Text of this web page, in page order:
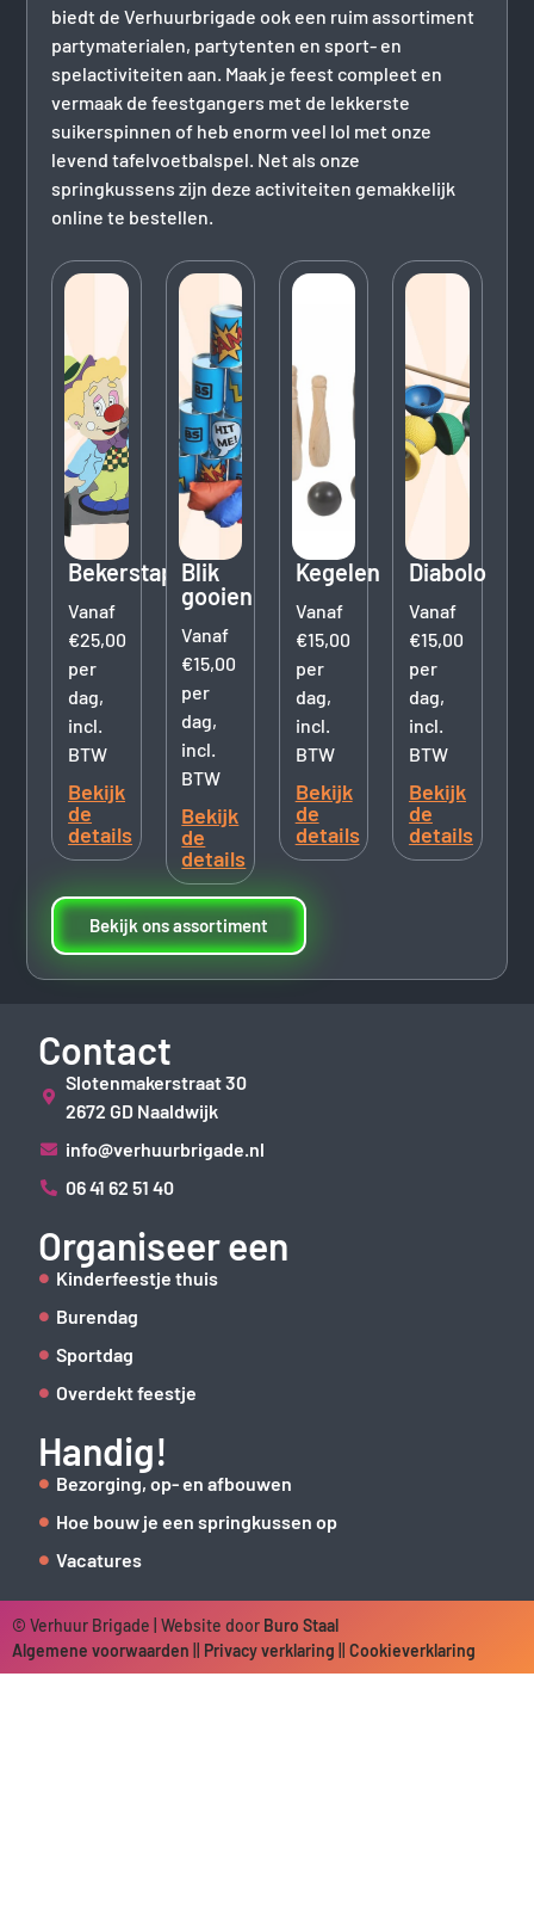
biedt de Verhuurbrigade ook een ruim assortiment
partymaterialen, partytenten en sport- en
spelactiviteiten aan. Maak je feest compleet en
vermaak de feestgangers met de lekkerste
suikerspinnen of heb enorm veel lol met onze
levend tafelvoetbalspel. Net als onze
springkussens zijn deze activiteiten gemakkelijk
online te bestellen.
Bekerstapelen
Vanaf
€25,00
per
dag,
incl.
BTW
Bekijk
de
details
Blik
gooien
Vanaf
€15,00
per
dag,
incl.
BTW
Bekijk
de
details
Kegelen
Vanaf
€15,00
per
dag,
incl.
BTW
Bekijk
de
details
Diabolo
Vanaf
€15,00
per
dag,
incl.
BTW
Bekijk
de
details
Bekijk ons assortiment
Contact
Slotenmakerstraat 30
2672 GD Naaldwijk
info@verhuurbrigade.nl
06 41 62 51 40
Organiseer een
Kinderfeestje thuis
Burendag
Sportdag
Overdekt feestje
Handig!
Bezorging, op- en afbouwen
Hoe bouw je een springkussen op
Vacatures
© Verhuur Brigade | Website door Buro Staal
Algemene voorwaarden
Privacy verklaring Cookieverklaring